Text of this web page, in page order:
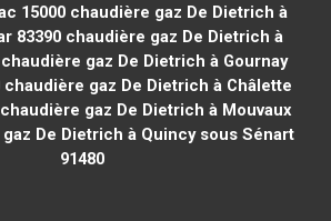
15000chaudière gaz De Dietrich à
83390chaudière gaz De Dietrich à
chaudière gaz De Dietrich à Gournay
chaudière gaz De Dietrich à Châlette
gaz De Dietrich à Mouvaux
De Dietrich à Quincy sous Sénart
91480